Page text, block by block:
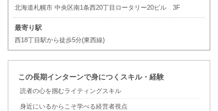
北海道札幌市 中央区南1条西20丁目ロータリー20ビル 3F
最寄り駅
西18丁目駅から徒歩5分(東西線)
この長期インターンで身につくスキル・経験
読者の心を掴むライティングスキル
身近にいるからこそ学べる経営者視点